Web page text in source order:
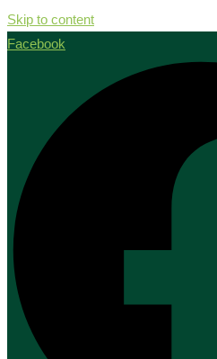
Skip to content
Facebook